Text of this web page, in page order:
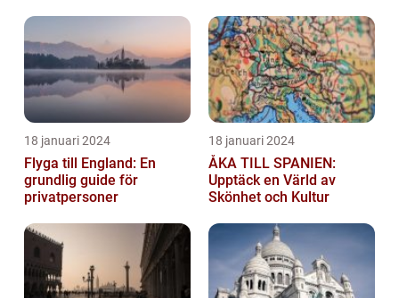
18 januari 2024
Flyga till England: En
grundlig guide för
privatpersoner
18 januari 2024
ÅKA TILL SPANIEN:
Upptäck en Värld av
Skönhet och Kultur